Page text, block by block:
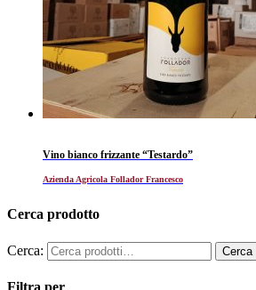
Vino bianco frizzante “Testardo”
Azienda Agricola Follador Francesco
Cerca prodotto
Cerca:
Filtra per